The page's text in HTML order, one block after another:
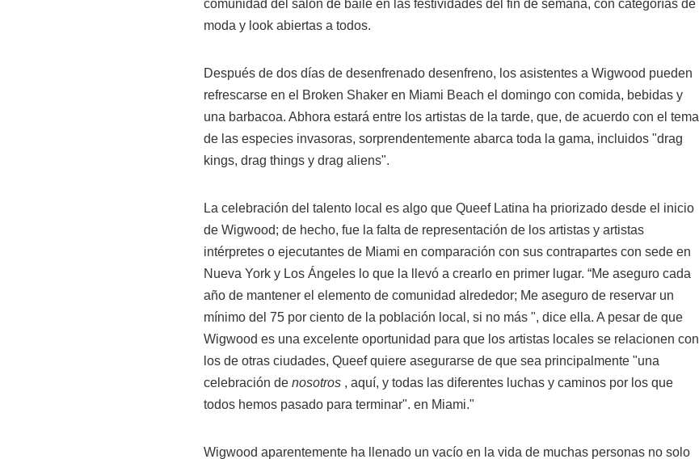
comunidad del salón de baile en las festividades del fin de semana, con categorías de
moda y look abiertas a todos.
Después de dos días de desenfrenado desenfreno, los asistentes a Wigwood pueden
refrescarse en el Broken Shaker en Miami Beach el domingo con comida, bebidas y
una barbacoa. Abhora estará entre los artistas de la tarde, que, de acuerdo con el tema
de las especies invasoras, sorprendentemente abarca toda la gama, incluidos "drag
kings, drag things y drag aliens".
La celebración del talento local es algo que Queef Latina ha priorizado desde el inicio
de Wigwood; de hecho, fue la falta de representación de los artistas y artistas
intérpretes o ejecutantes de Miami en comparación con sus contrapartes con sede en
Nueva York y Los Ángeles lo que la llevó a crearlo en primer lugar. “Me aseguro cada
año de mantener el elemento de comunidad alrededor; Me aseguro de reservar un
mínimo del 75 por ciento de la población local, si no más ", dice ella. A pesar de que
Wigwood es una excelente oportunidad para que los artistas locales se relacionen con
los de otras ciudades, Queef quiere asegurarse de que sea principalmente "una
celebración de nosotros , aquí, y todas las diferentes luchas y caminos por los que
todos hemos pasado para terminar". en Miami."
Wigwood aparentemente ha llenado un vacío en la vida de muchas personas no solo